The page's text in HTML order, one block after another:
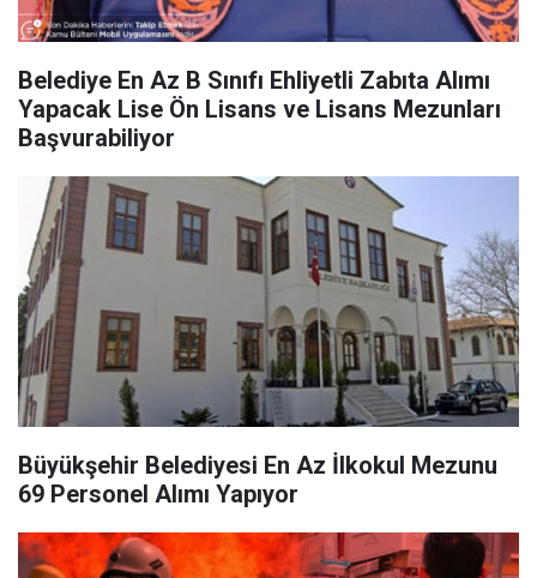
Belediye En Az B Sınıfı Ehliyetli Zabıta Alımı
Yapacak Lise Ön Lisans ve Lisans Mezunları
Başvurabiliyor
Büyükşehir Belediyesi En Az İlkokul Mezunu
69 Personel Alımı Yapıyor